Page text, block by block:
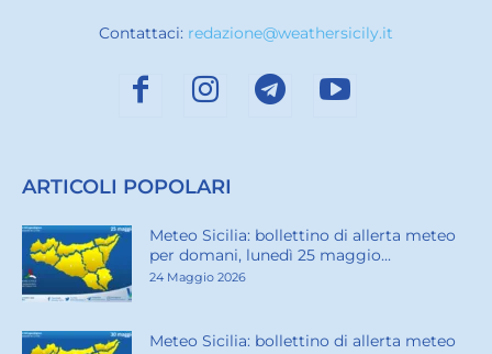
Contattaci: redazione@weathersicily.it
ARTICOLI POPOLARI
Meteo Sicilia: bollettino di allerta meteo
per domani, lunedì 25 maggio...
24 Maggio 2026
Meteo Sicilia: bollettino di allerta meteo